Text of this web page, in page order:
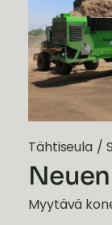
Tähtiseula /
Myytävä